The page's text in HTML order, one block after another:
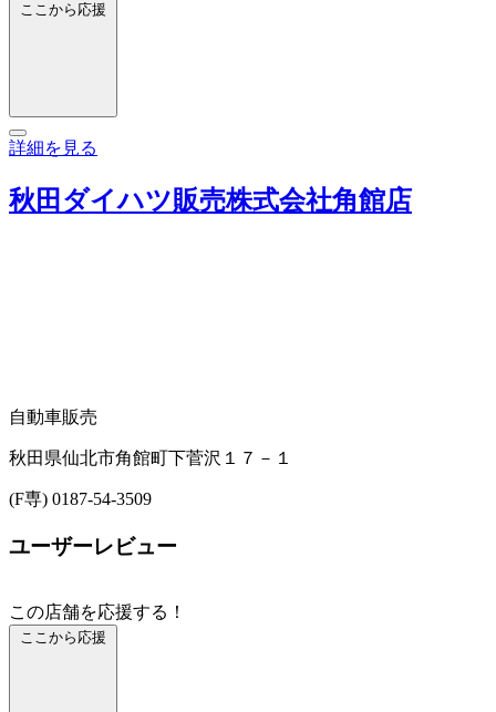
ここから応援
詳細を見る
秋田ダイハツ販売株式会社角館店
自動車販売
秋田県仙北市角館町下菅沢１７－１
(F専) 0187-54-3509
ユーザーレビュー
この店舗を応援する！
ここから応援